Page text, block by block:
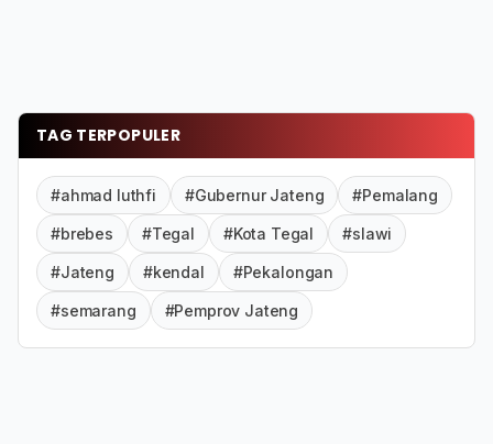
TAG TERPOPULER
#ahmad luthfi #Gubernur Jateng #Pemalang
#brebes #Tegal #Kota Tegal #slawi
#Jateng #kendal #Pekalongan
#semarang #Pemprov Jateng